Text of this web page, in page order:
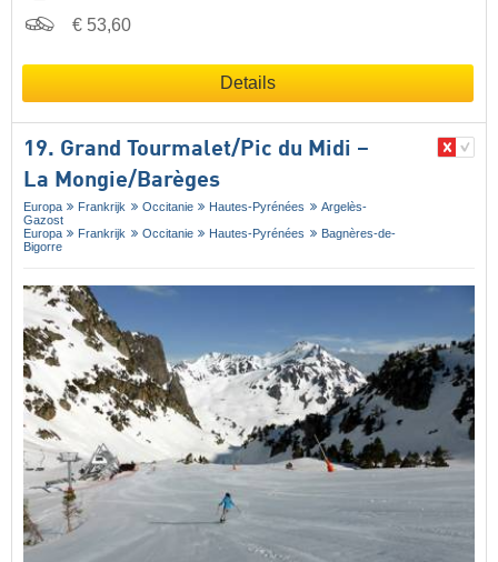
€ 53,60
Details
19. Grand Tourmalet/​Pic du Midi –
La Mongie/​Barèges
Europa Frankrijk Occitanie Hautes-Pyrénées
Argelès-
Gazost
Europa
Frankrijk Occitanie Hautes-Pyrénées
Bagnères-de-
Bigorre